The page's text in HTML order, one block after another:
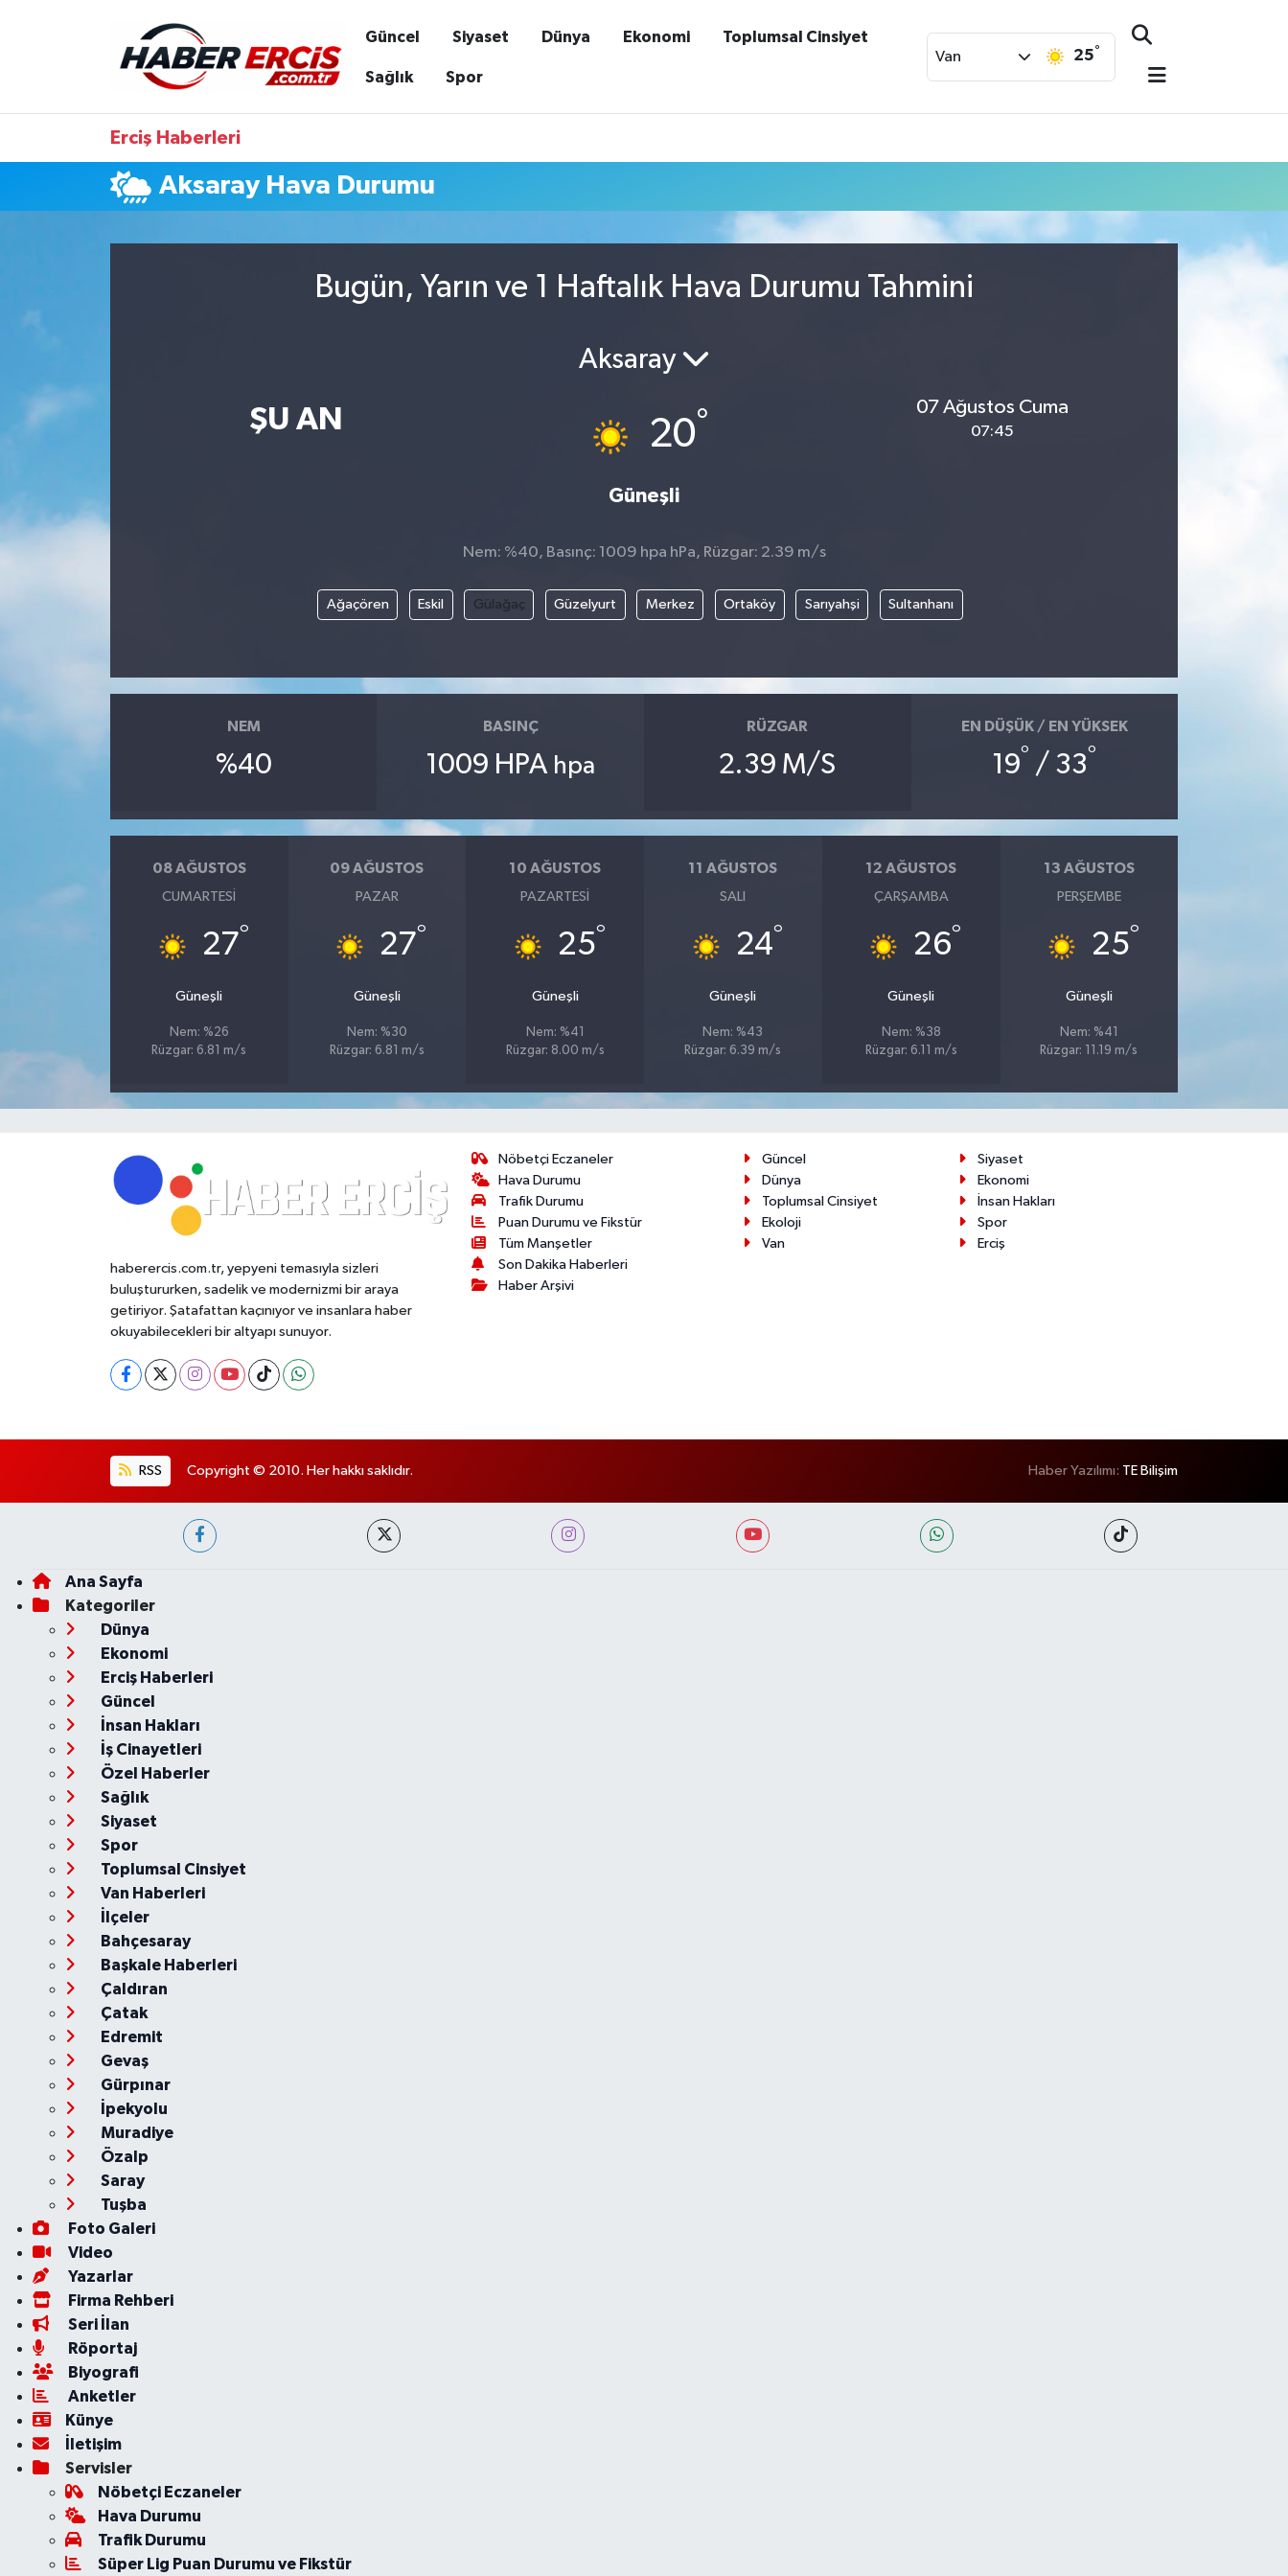
Güncel Siyaset Dünya Ekonomi Toplumsal Cinsiyet
Sağlık Spor
Van 25°
Erciş Haberleri
Aksaray Hava Durumu
Bugün, Yarın ve 1 Haftalık Hava Durumu Tahmini
ŞU AN
Aksaray
20°
Güneşli
07 Ağustos Cuma
07:45
Nem: %40, Basınç: 1009 hpa hPa, Rüzgar: 2.39 m/s
Ağaçören Eskil Gülağaç Güzelyurt Merkez Ortaköy Sarıyahşi Sultanhanı
NEM
%40
BASINÇ
1009 HPA hpa
RÜZGAR
2.39 M/S
EN DÜŞÜK / EN YÜKSEK
19° / 33°
08 AĞUSTOS
CUMARTESI
27°
Güneşli
Nem: %26
Rüzgar: 6.81 m/s
09 AĞUSTOS
PAZAR
27°
Güneşli
Nem: %30
Rüzgar: 6.81 m/s
10 AĞUSTOS
PAZARTESI
25°
Güneşli
Nem: %41
Rüzgar: 8.00 m/s
11 AĞUSTOS
SALI
24°
Güneşli
Nem: %43
Rüzgar: 6.39 m/s
12 AĞUSTOS
ÇARŞAMBA
26°
Güneşli
Nem: %38
Rüzgar: 6.11 m/s
13 AĞUSTOS
PERŞEMBE
25°
Güneşli
Nem: %41
Rüzgar: 11.19 m/s
haberercis.com.tr, yepyeni temasıyla sizleri
buluştururken, sadelik ve modernizmi bir araya
getiriyor. Şatafattan kaçınıyor ve insanlara haber
okuyabilecekleri bir altyapı sunuyor.
Nöbetçi Eczaneler
Hava Durumu
Trafik Durumu
Puan Durumu ve Fikstür
Tüm Manşetler
Son Dakika Haberleri
Haber Arşivi
Güncel
Siyaset
Dünya
Ekonomi
Toplumsal Cinsiyet
İnsan Hakları
Ekoloji
Spor
Van
Erciş
RSS Copyright © 2010. Her hakkı saklıdır. Haber Yazılımı: TE Bilişim
Ana Sayfa
Kategoriler
Dünya
Ekonomi
Erciş Haberleri
Güncel
İnsan Hakları
İş Cinayetleri
Özel Haberler
Sağlık
Siyaset
Spor
Toplumsal Cinsiyet
Van Haberleri
İlçeler
Bahçesaray
Başkale Haberleri
Çaldıran
Çatak
Edremit
Gevaş
Gürpınar
İpekyolu
Muradiye
Özalp
Saray
Tuşba
Foto Galeri
Video
Yazarlar
Firma Rehberi
Seri İlan
Röportaj
Biyografi
Anketler
Künye
İletişim
Servisler
Nöbetçi Eczaneler
Hava Durumu
Trafik Durumu
Süper Lig Puan Durumu ve Fikstür